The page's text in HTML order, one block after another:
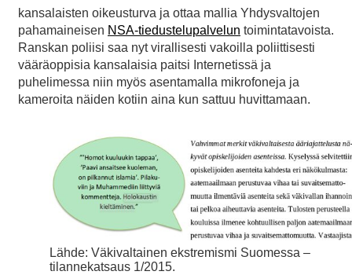
kansalaisten oikeusturva ja ottaa mallia Yhdysvaltojen
pahamaineisen NSA-tiedustelupalvelun toimintatavoista.
Ranskan poliisi saa nyt virallisesti vakoilla poliittisesti
vääräoppisia kansalaisia paitsi Internetissä ja
puhelimessa niin myös asentamalla mikrofoneja ja
kameroita näiden kotiin aina kun sattuu huvittamaan.
Lähde: Väkivaltainen ekstremismi Suomessa –
tilannekatsaus 1/2015.